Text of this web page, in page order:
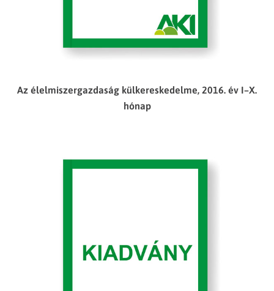
Az élelmiszergazdaság külkereskedelme, 2016. év I–X.
hónap